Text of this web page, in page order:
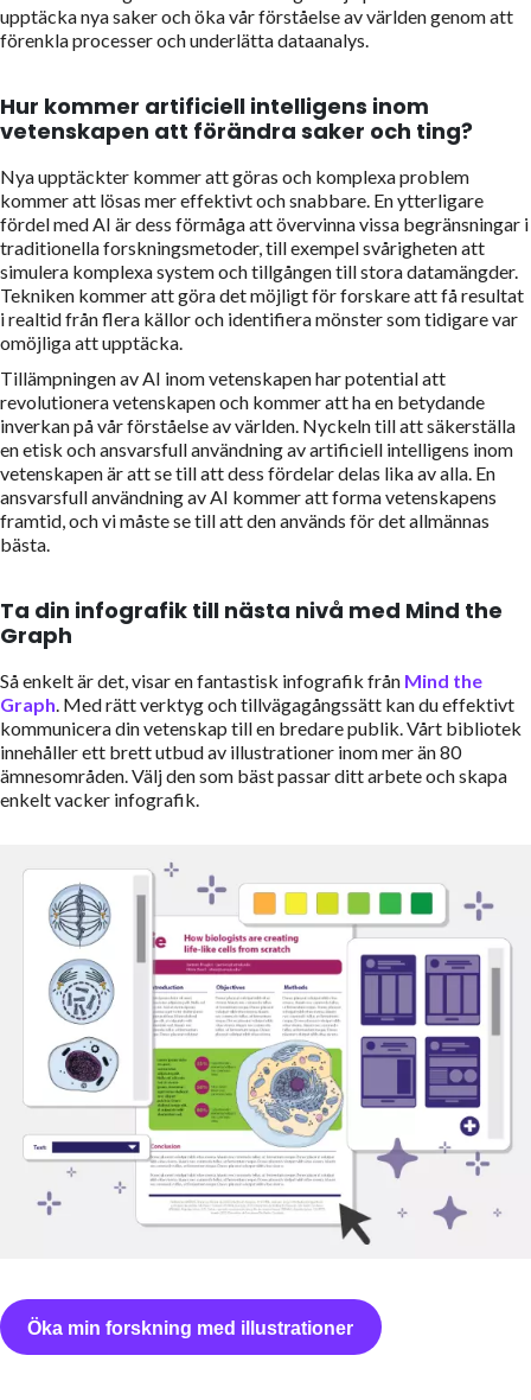
upptäcka nya saker och öka vår förståelse av världen genom att
förenkla processer och underlätta dataanalys.
Hur kommer artificiell intelligens inom
vetenskapen att förändra saker och ting?
Nya upptäckter kommer att göras och komplexa problem
kommer att lösas mer effektivt och snabbare. En ytterligare
fördel med AI är dess förmåga att övervinna vissa begränsningar i
traditionella forskningsmetoder, till exempel svårigheten att
simulera komplexa system och tillgången till stora datamängder.
Tekniken kommer att göra det möjligt för forskare att få resultat
i realtid från flera källor och identifiera mönster som tidigare var
omöjliga att upptäcka.
Tillämpningen av AI inom vetenskapen har potential att
revolutionera vetenskapen och kommer att ha en betydande
inverkan på vår förståelse av världen. Nyckeln till att säkerställa
en etisk och ansvarsfull användning av artificiell intelligens inom
vetenskapen är att se till att dess fördelar delas lika av alla. En
ansvarsfull användning av AI kommer att forma vetenskapens
framtid, och vi måste se till att den används för det allmännas
bästa.
Ta din infografik till nästa nivå med Mind the
Graph
Så enkelt är det, visar en fantastisk infografik från Mind the
Graph. Med rätt verktyg och tillvägagångssätt kan du effektivt
kommunicera din vetenskap till en bredare publik. Vårt bibliotek
innehåller ett brett utbud av illustrationer inom mer än 80
ämnesområden. Välj den som bäst passar ditt arbete och skapa
enkelt vacker infografik.
Öka min forskning med illustrationer